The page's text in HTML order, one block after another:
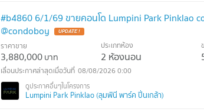
#b4860 6/1/69 ขายคอนโด Lumpini Park Pinklao
@condoboy
ราคาขาย
3,880,000บาท
ประเภทห้อง
2 ห้องนอน
08/08/2026 0:00
Lumpini Park Pinklao (ลุมพินี พาร์ค ปิ่นเกล้า)